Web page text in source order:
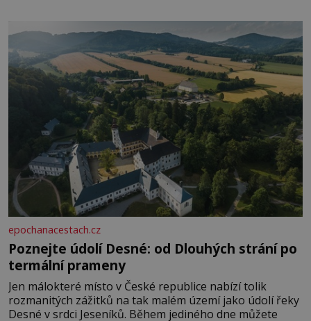
Je to opravdu tak, s věkem jako kdyby se paměť
rozhodla stávkovat. Cvičte
epochanacestach.cz
Poznejte údolí Desné: od Dlouhých strání po
termální prameny
Jen málokteré místo v České republice nabízí tolik
rozmanitých zážitků na tak malém území jako údolí řeky
Desné v srdci Jeseníků. Během jediného dne můžete